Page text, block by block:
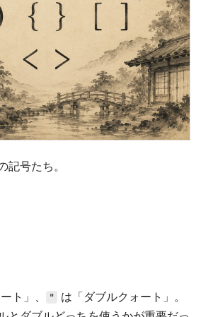
記号たち。
ト」、 "
は「ダブルクォート」。